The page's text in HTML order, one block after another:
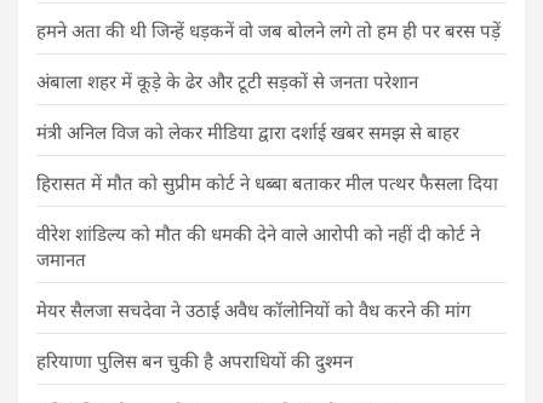
हमने अता की थी जिन्हें धड़कनें वो जब बोलने लगे तो हम ही पर बरस पड़ें
अंबाला शहर में कूड़े के ढेर और टूटी सड़कों से जनता परेशान
मंत्री अनिल विज को लेकर मीडिया द्वारा दर्शाई खबर समझ से बाहर
हिरासत में मौत को सुप्रीम कोर्ट ने धब्बा बताकर मील पत्थर फैसला दिया
वीरेश शांडिल्य को मौत की धमकी देने वाले आरोपी को नहीं दी कोर्ट ने
जमानत
मेयर सैलजा सचदेवा ने उठाई अवैध कॉलोनियों को वैध करने की मांग
हरियाणा पुलिस बन चुकी है अपराधियों की दुश्मन